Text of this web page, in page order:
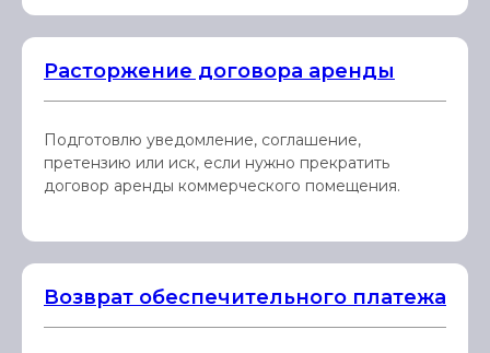
Расторжение договора аренды
Подготовлю уведомление, соглашение,
претензию или иск, если нужно прекратить
договор аренды коммерческого помещения.
Возврат обеспечительного платежа